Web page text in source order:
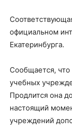
официальном
Екатеринбурга.
Сообщается,
учебных
Продлится она
настоящий
учреждений